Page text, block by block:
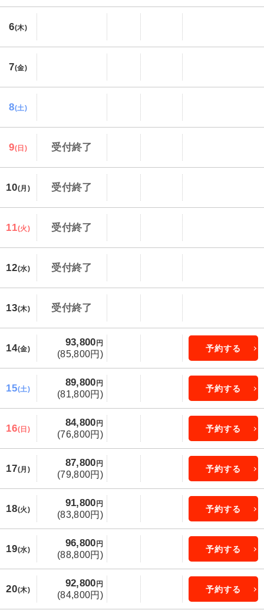
6(木)
7(金)
8(土)
9(日) 受付終了
10(月) 受付終了
11(火) 受付終了
12(水) 受付終了
13(木) 受付終了
14(金)
93,800 円
(85,800円)
予約する
15(土)
89,800 円
(81,800円)
予約する
16(日)
84,800 円
(76,800円)
予約する
17(月)
87,800 円
(79,800円)
予約する
18(火)
91,800 円
(83,800円)
予約する
19(水)
96,800 円
(88,800円)
予約する
20(木)
92,800 円
(84,800円)
予約する